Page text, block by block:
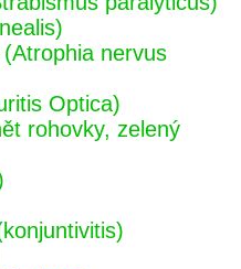
nervus
Optica)
rohovky, zelený